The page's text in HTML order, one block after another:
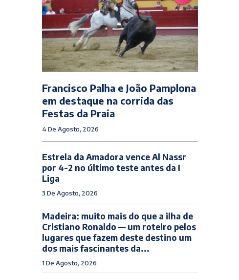
Francisco Palha e João Pamplona
em destaque na corrida das
Festas da Praia
4 De Agosto, 2026
Estrela da Amadora vence Al Nassr
por 4-2 no último teste antes da I
Liga
3 De Agosto, 2026
Madeira: muito mais do que a ilha de
Cristiano Ronaldo — um roteiro pelos
lugares que fazem deste destino um
dos mais fascinantes da...
1 De Agosto, 2026